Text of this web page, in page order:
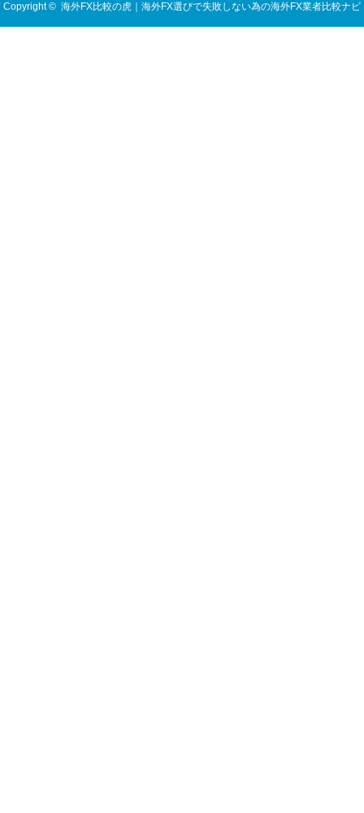
Copyright © 海外FX比較の虎｜海外FX選びで失敗しない為の海外FX業者比較ナビ